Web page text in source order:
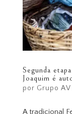
Segunda
Joaquim é
por Grupo AV
A tradicional